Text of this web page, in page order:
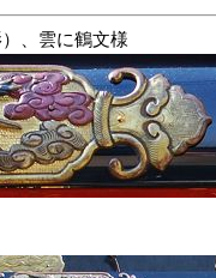
、雲に鶴文様